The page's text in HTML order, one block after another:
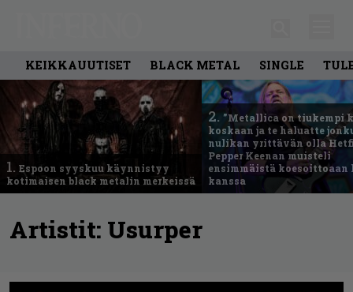
KEIKKAUUTISET BLACK METAL SINGLE
1. Espoon syyskuu käynnistyy
kotimaisen black metalin merkeissä
2. ”Metallica on tiukempi
koskaan ja te haluatte
nulikan yrittävän olla
Pepper Keenan muisteli
ensimmäistä
kanssa
Artistit: Usurper